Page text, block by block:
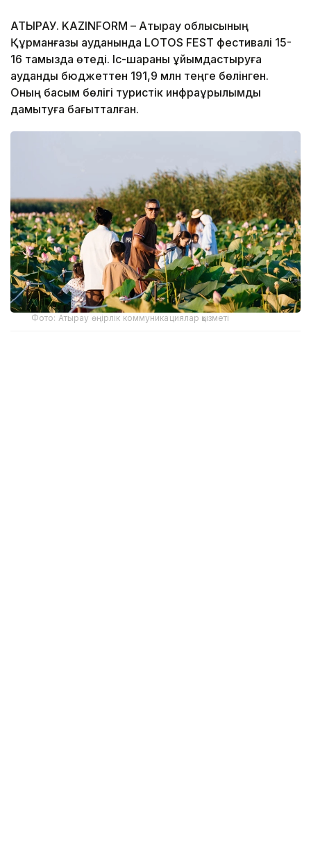
АТЫРАУ. KAZINFORM – Атырау облысының
Құрманғазы ауданында LOTOS FEST фестивалі 15-
16 тамызда өтеді. Іс-шараны ұйымдастыруға
аудандық бюджеттен 191,9 млн теңге бөлінген.
Оның басым бөлігі туристік инфрақұрылымды
дамытуға бағытталған.
Фото: Атырау өңірлік коммуникациялар қызметі